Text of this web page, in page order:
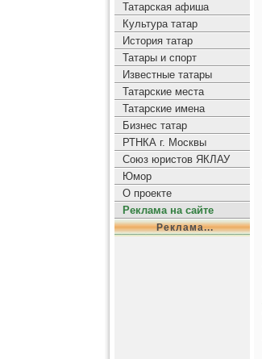
Татарская афиша
Культура татар
История татар
Татары и спорт
Известные татары
Татарские места
Татарские имена
Бизнес татар
РТНКА г. Москвы
Союз юристов ЯКЛАУ
Юмор
О проекте
Реклама на сайте
Реклама...